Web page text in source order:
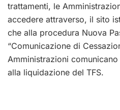
trattamenti, le
accedere attraverso, il sito
che alla procedura Nuova
“Comunicazione di
Amministrazioni comunicano
alla liquidazione del TFS.